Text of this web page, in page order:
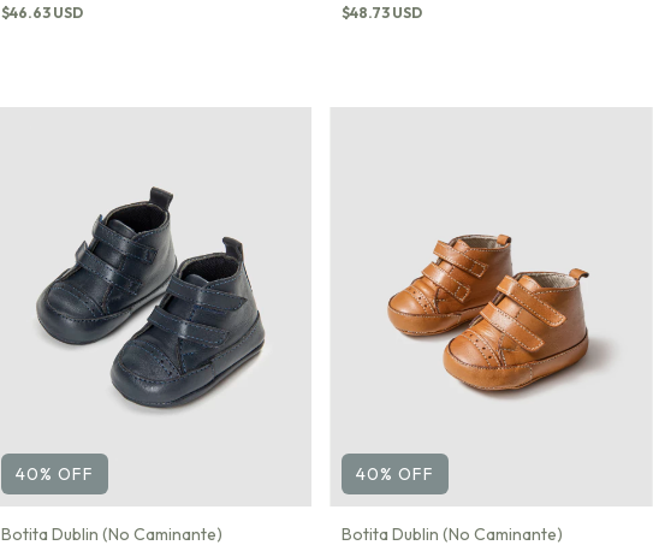
$46.63 USD $48.73 USD
40% OFF
Botita Dublin (No Caminante)
40%OFF
Botita Dublin (No Caminante)